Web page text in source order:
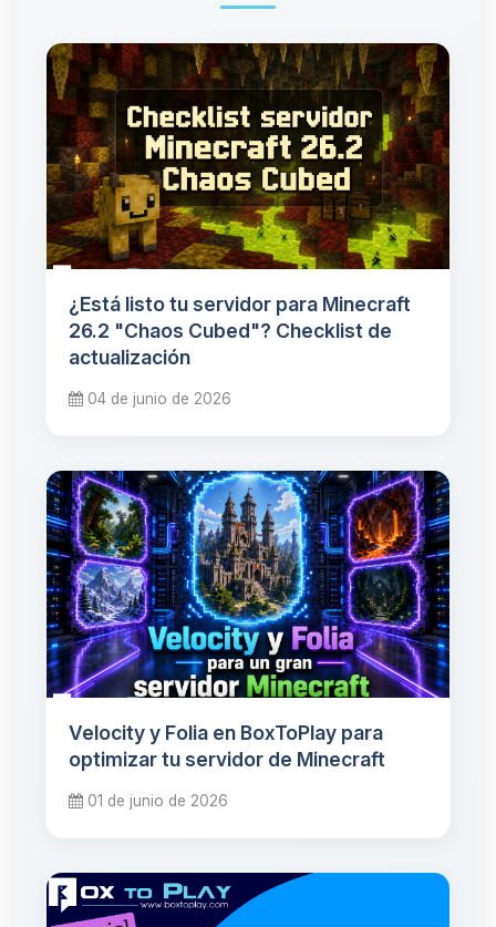
¿Está listo tu servidor para Minecraft
26.2 "Chaos Cubed"? Checklist de
actualización
04 de junio de 2026
Velocity y Folia en BoxToPlay para
optimizar tu servidor de Minecraft
01 de junio de 2026